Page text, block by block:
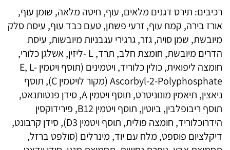
רכיבים: תירס דגנים מלאים, עוף, חיטה מלאה, שומן עוף,
אורז בירה, קמח עוף, זרעי פשתן, טעם כבד עוף, עיסת סלק
מיובשת, שמן סויה, גזר, גרגירי עגבניות מיובשות, עיסת
הדרים מיובשת, חומצת חלב, תרד, L -ליזין, אשלגן כלורי,
חומצה ליפואית, כולין כלוריד, ויטמינים (תוסף ויטמין E, L-
Ascorbyl-2-Polyphosphate (מקור לויטמין C), תוסף
ניאצין, תיאמין מונוניטרט, תוסף ויטמין A, סידן פנטותנאט,
תוסף ריבופלבין, ביוטין, תוסף ויטמין B12, פירידוקסין
הידרוכלוריד, חומצה פולית, תוסף ויטמין D3), סידן קרבונט,
דיקלציום פוספט, מלח עם יוד, מינרלים (סולפט ברזל,